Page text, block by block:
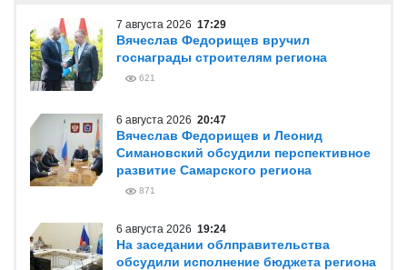
7 августа 2026 17:29
Вячеслав Федорищев вручил
госнаграды строителям региона
621
6 августа 2026 20:47
Вячеслав Федорищев и Леонид
Симановский обсудили перспективное
развитие Самарского региона
871
6 августа 2026 19:24
На заседании облправительства
обсудили исполнение бюджета региона